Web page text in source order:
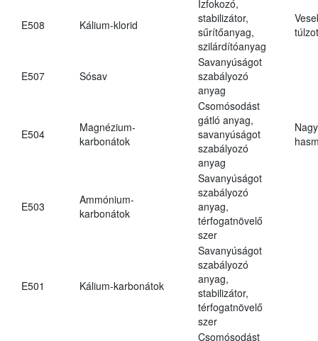
E508 Kálium-klorid
Ízfokozó,
stabilizátor,
sűrítőanyag,
szilárdítóanyag
E507 Sósav
Savanyúságot
szabályozó
anyag
E504
Magnézium-
karbonátok
Csomósodást
gátló anyag,
savanyúságot
szabályozó
anyag
E503
Ammónium-
karbonátok
Savanyúságot
szabályozó
anyag,
térfogatnövelő
szer
E501 Kálium-karbonátok
Savanyúságot
szabályozó
anyag,
stabilizátor,
térfogatnövelő
szer
Csomósodást